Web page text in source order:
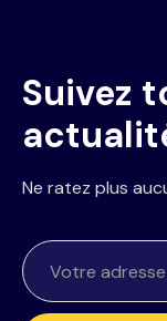
Suivez
Ne ratez plus